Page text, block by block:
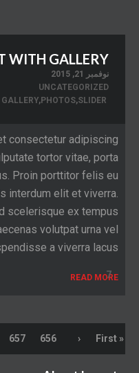
WITH GALLERY
نوفمبر 21, 2015
UNCATEGORIZED
GALLERY, PHOTOS,SLIDER
consectetur adipiscing
tortor vitae, porta
Proin porttitor felis eu
interdum elit et viverra.
scelerisque ex tempus
volutpat urna vel
a viverra lacus.
READ MORE
7
« First
‹
656
657